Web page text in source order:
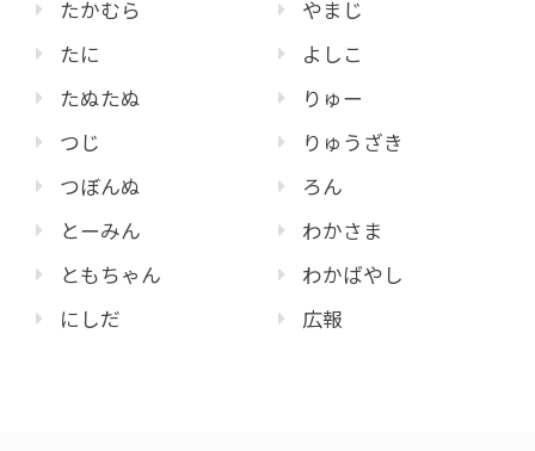
たかむら
たに
たぬたぬ
つじ
つぼんぬ
とーみん
ともちゃん
にしだ
やまじ
よしこ
りゅー
りゅうざき
ろん
わかさま
わかばやし
広報